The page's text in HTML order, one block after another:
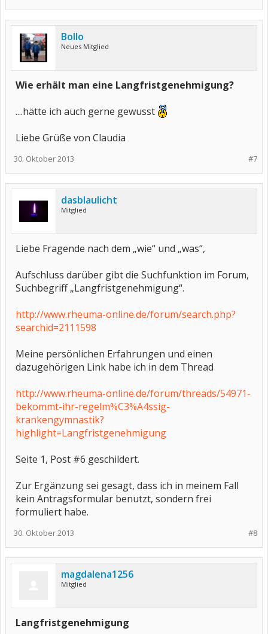
Bollo
Neues Mitglied
Wie erhält man eine Langfristgenehmigung?
....hätte ich auch gerne gewusst
Liebe Grüße von Claudia
#7
30. Oktober 2013
dasblaulicht
Mitglied
Liebe Fragende nach dem „wie“ und „was“,
Aufschluss darüber gibt die Suchfunktion im Forum,
Suchbegriff „Langfristgenehmigung“.
http://www.rheuma-online.de/forum/search.php?
searchid=2111598
Meine persönlichen Erfahrungen und einen
dazugehörigen Link habe ich in dem Thread
http://www.rheuma-online.de/forum/threads/54971-
bekommt-ihr-regelm%C3%A4ssig-
krankengymnastik?
highlight=Langfristgenehmigung
Seite 1, Post #6 geschildert.
Zur Ergänzung sei gesagt, dass ich in meinem Fall
kein Antragsformular benutzt, sondern frei
formuliert habe.
#8
30. Oktober 2013
magdalena1256
Mitglied
Langfristgenehmigung